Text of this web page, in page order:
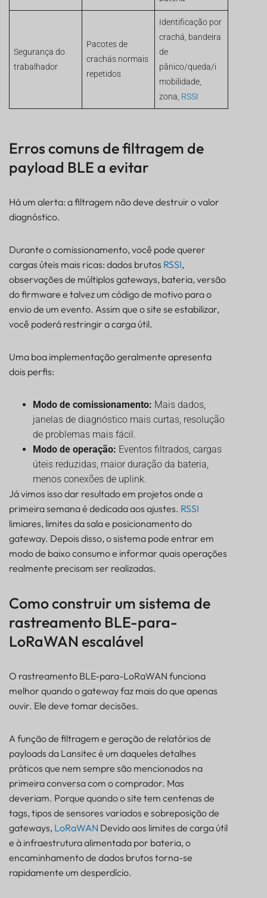
Segurança do
trabalhador
Pacotes de
crachás normais
repetidos
Identificação por
crachá, bandeira
de
pânico/queda/i
mobilidade,
zona, RSSI
Erros comuns de filtragem de
payload BLE a evitar
Há um alerta: a filtragem não deve destruir o valor
diagnóstico.
Durante o comissionamento, você pode querer
cargas úteis mais ricas: dados brutos RSSI,
observações de múltiplos gateways, bateria, versão
do firmware e talvez um código de motivo para o
envio de um evento. Assim que o site se estabilizar,
você poderá restringir a carga útil.
Uma boa implementação geralmente apresenta
dois perfis:
Modo de comissionamento: Mais dados,
janelas de diagnóstico mais curtas, resolução
de problemas mais fácil.
Modo de operação: Eventos filtrados, cargas
úteis reduzidas, maior duração da bateria,
menos conexões de uplink.
Já vimos isso dar resultado em projetos onde a
primeira semana é dedicada aos ajustes. RSSI
limiares, limites da sala e posicionamento do
gateway. Depois disso, o sistema pode entrar em
modo de baixo consumo e informar quais operações
realmente precisam ser realizadas.
Como construir um sistema de
rastreamento BLE-para-
LoRaWAN escalável
O rastreamento BLE-para-LoRaWAN funciona
melhor quando o gateway faz mais do que apenas
ouvir. Ele deve tomar decisões.
A função de filtragem e geração de relatórios de
payloads da Lansitec é um daqueles detalhes
práticos que nem sempre são mencionados na
primeira conversa com o comprador. Mas
deveriam. Porque quando o site tem centenas de
tags, tipos de sensores variados e sobreposição de
gateways, LoRaWAN Devido aos limites de carga útil
e à infraestrutura alimentada por bateria, o
encaminhamento de dados brutos torna-se
rapidamente um desperdício.